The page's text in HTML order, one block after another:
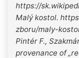
https://
Malý kostol.
zboru/maly-
Pintér F.,
provenance of